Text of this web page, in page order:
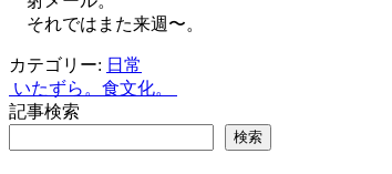
それではまた来週〜。
カテゴリー: 日常
投
稿
いたずら。 食文化。
記事検索
検索